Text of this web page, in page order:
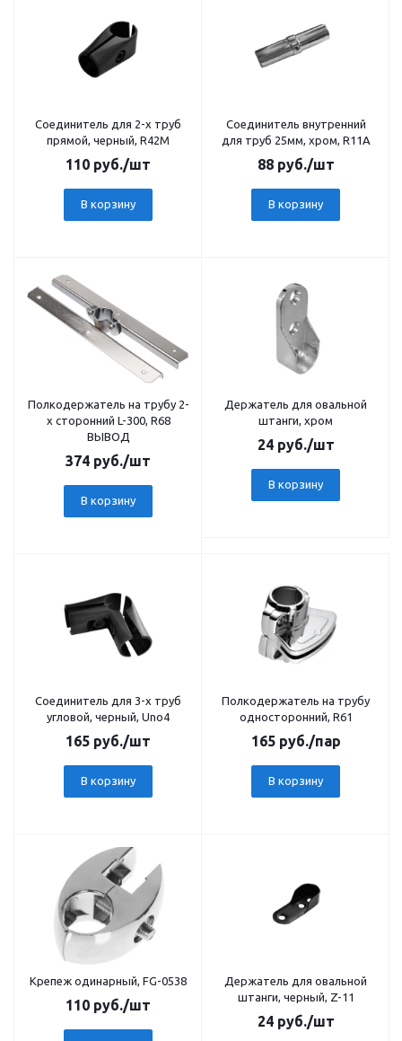
Соединитель для 2-х труб
прямой, черный, R42M
110 руб./шт
В корзину
Соединитель внутренний
для труб 25мм, хром, R11A
88руб./шт
В корзину
Полкодержатель на трубу 2-
х сторонний L-300, R68
ВЫВОД
374 руб./шт
В корзину
Держатель для овальной
штанги, хром
24руб./шт
В корзину
Соединитель для 3-х труб
угловой, черный, Uno4
165 руб./шт
В корзину
Полкодержатель на трубу
односторонний, R61
165руб./пар
В корзину
Крепеж одинарный, FG-0538
110 руб./шт
Держатель для овальной
штанги, черный, Z-11
24руб./шт